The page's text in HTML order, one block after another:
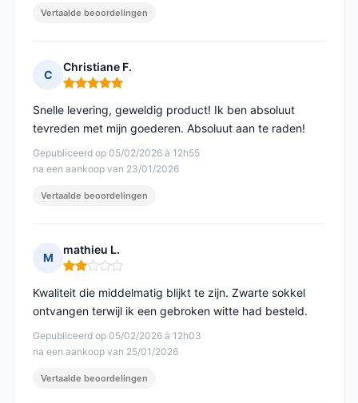
Vertaalde beoordelingen
C
Christiane F.
Opmerking: 5 van 5
Gepubliceerd op 05/02/2026 à 12h55
na een aankoop van 23/01/2026
Snelle levering, geweldig product! Ik ben absoluut
tevreden met mijn goederen. Absoluut aan te raden!
Vertaalde beoordelingen
M
mathieu L.
Opmerking: 2 van 5
Gepubliceerd op 05/02/2026 à 12h03
na een aankoop van 25/01/2026
Kwaliteit die middelmatig blijkt te zijn. Zwarte sokkel
ontvangen terwijl ik een gebroken witte had besteld.
Vertaalde beoordelingen